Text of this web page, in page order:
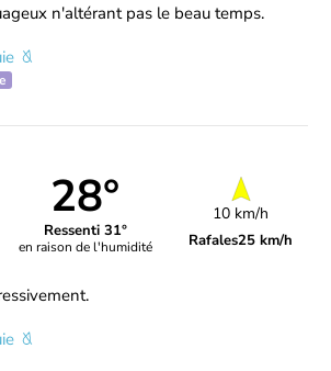
n'altérant pas le beau temps.
28°
Ressenti 31°
en raison de l'humidité
10 km/h
Rafales25 km/h